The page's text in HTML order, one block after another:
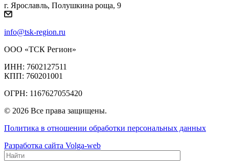
г. Ярославль, Полушкина роща, 9
info@tsk-region.ru
ООО «ТСК Регион»
ИНН: 7602127511
КПП: 760201001
ОГРН: 1167627055420
© 2026 Все права защищены.
Политика в отношении обработки персональных данных
Разработка сайта Volga-web